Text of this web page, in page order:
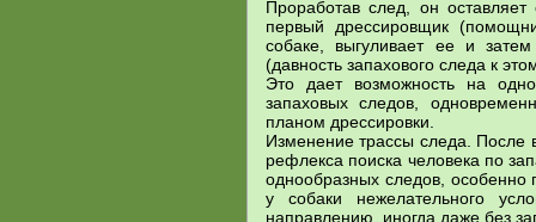
Проработав след, он
первый дрессировщик
собаке, выгуливает ее и
(давность запахового следа к
Это дает возможность на
запаховых следов,
планом дрессировки.
Изменение трассы следа. После
рефлекса поиска человека по
однообразных следов,
у собаки нежелательного
направлению, иногда даже без